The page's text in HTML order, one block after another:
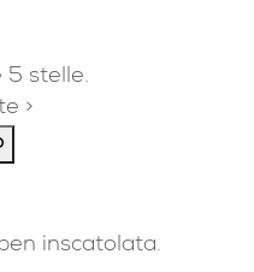
5 stelle.
>
inscatolata.